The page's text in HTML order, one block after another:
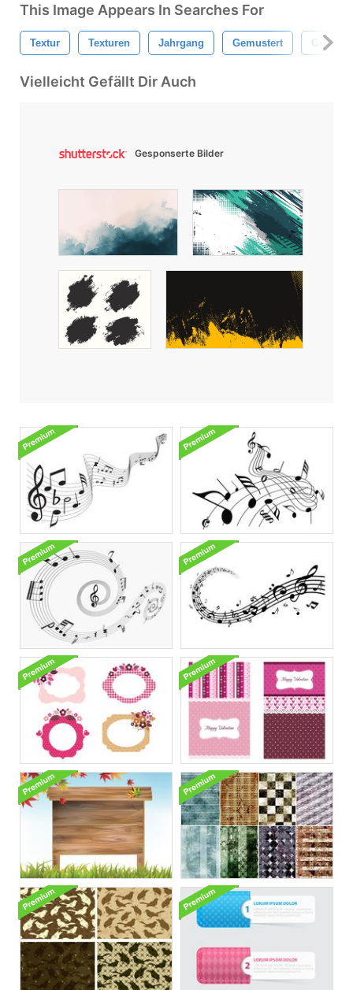
This Image Appears In Searches For
Textur Texturen Jahrgang Gemustert Grungy
Vielleicht Gefällt Dir Auch
Gesponserte Bilder